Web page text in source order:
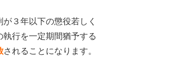
が３年以下の懲役若しく
行を一定期間猶予する
されることになります。